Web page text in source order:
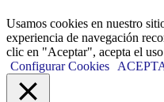
Usamos cookies en nuestro
experiencia de navegación
clic en "Aceptar", acepta el
Configurar Cookies